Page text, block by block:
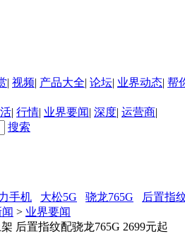
| 视频| 产品大全| 论坛| 业界动态| 帮
| 行情| 业界要闻| 深度| 运营商|
搜索
手机 大松5G 骁龙765G
后置指
> 业界要闻